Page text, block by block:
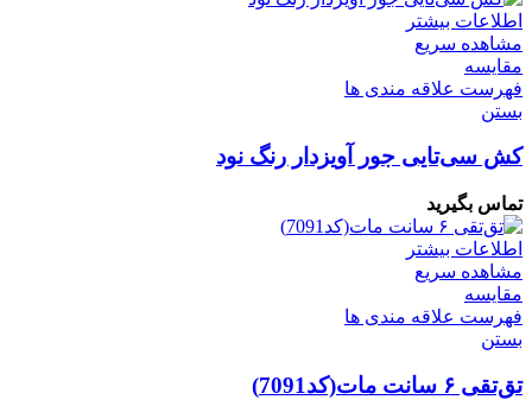
اطلاعات بیشتر
مشاهده سریع
مقایسه
فهرست علاقه مندی ها
بستن
کش سی‌تایی جور آویزدار رنگ نود
تماس بگیرید
اطلاعات بیشتر
مشاهده سریع
مقایسه
فهرست علاقه مندی ها
بستن
تق‌تقی ۶ سانت مات(کد7091)